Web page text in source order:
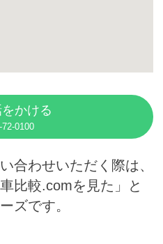
かける
72-0100
合わせいただく際は、
比較.comを見た」と
ズです。